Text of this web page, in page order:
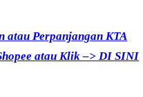
atau Perpanjangan KTA
atau Klik –> DI SINI